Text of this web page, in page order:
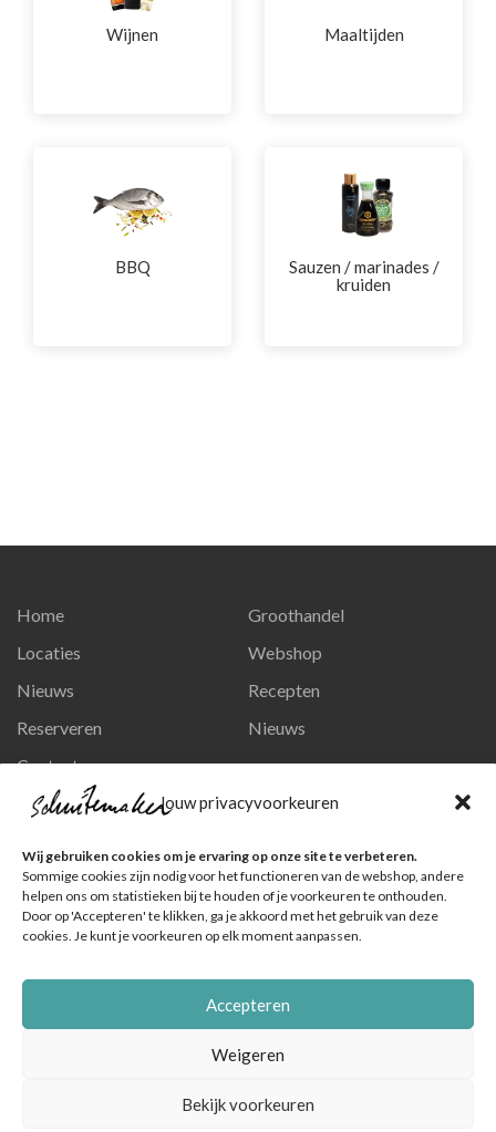
Jouw privacyvoorkeuren
Wij gebruiken cookies om je ervaring op onze site te verbeteren.
Sommige cookies zijn nodig voor het functioneren van de webshop, andere
helpen ons om statistieken bij te houden of je voorkeuren te onthouden.
Door op 'Accepteren' te klikken, ga je akkoord met het gebruik van deze
cookies. Je kunt je voorkeuren op elk moment aanpassen.
Accepteren
Weigeren
Bekijk voorkeuren
Wijnen Maaltijden
BBQ
Sauzen / marinades /
kruiden
Home
Locaties
Nieuws
Reserveren
Contact
Privacy en persoonsgegevens
Groothandel
Webshop
Recepten
Nieuws
Ga naar onze pagina
Volg ons op Instagram
Ga naar onze pagina
© Schuitemaker Vis , foto's zijn o.a. van het Nederlands Visbureau